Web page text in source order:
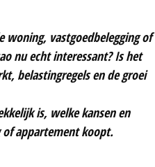
woning, vastgoedbelegging of
nu echt interessant? Is het
belastingregels en de groei
is, welke kansen en
of appartement koopt.